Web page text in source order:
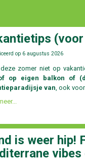
op 6 augustus 2026
zomer niet op
op eigen balkon of
van , ook
is weer hip!
vibes